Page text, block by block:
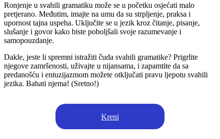
Ronjenje u svahili gramatiku može se u početku osjećati malo
pretjerano. Međutim, imajte na umu da su strpljenje, praksa i
upornost tajna uspeha. Uključite se u jezik kroz čitanje, pisanje,
slušanje i govor kako biste poboljšali svoje razumevanje i
samopouzdanje.
Dakle, jeste li spremni istražiti čuda svahili gramatike? Prigrlite
njegove zamršenosti, uživajte u nijansama, i zapamtite da sa
predanošću i entuzijazmom možete otključati pravu ljepotu svahili
jezika. Bahati njema! (Sretno!)
Kreni